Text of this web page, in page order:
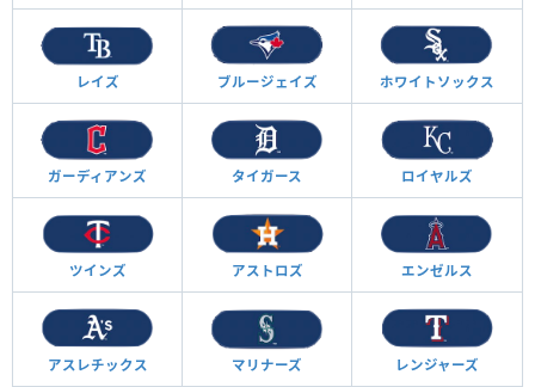
レイズ ブルージェイズ ホワイトソックス
ガーディアンズ タイガース ロイヤルズ
ツインズ アストロズ エンゼルス
アスレチックス マリナーズ レンジャーズ